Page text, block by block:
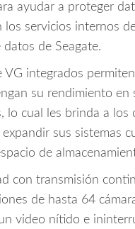
ayudar a proteger
los servicios internos
de Seagate.
VG integrados
su rendimiento en
lo cual les brinda a los
sus sistemas
de
con transmisión
de hasta 64
video nítido e